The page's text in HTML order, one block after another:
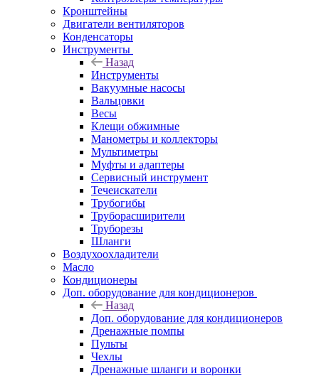
Кронштейны
Двигатели вентиляторов
Конденсаторы
Инструменты
Назад
Инструменты
Вакуумные насосы
Вальцовки
Весы
Клещи обжимные
Манометры и коллекторы
Мультиметры
Муфты и адаптеры
Сервисный инструмент
Течеискатели
Трубогибы
Труборасширители
Труборезы
Шланги
Воздухоохладители
Масло
Кондиционеры
Доп. оборудование для кондиционеров
Назад
Доп. оборудование для кондиционеров
Дренажные помпы
Пульты
Чехлы
Дренажные шланги и воронки